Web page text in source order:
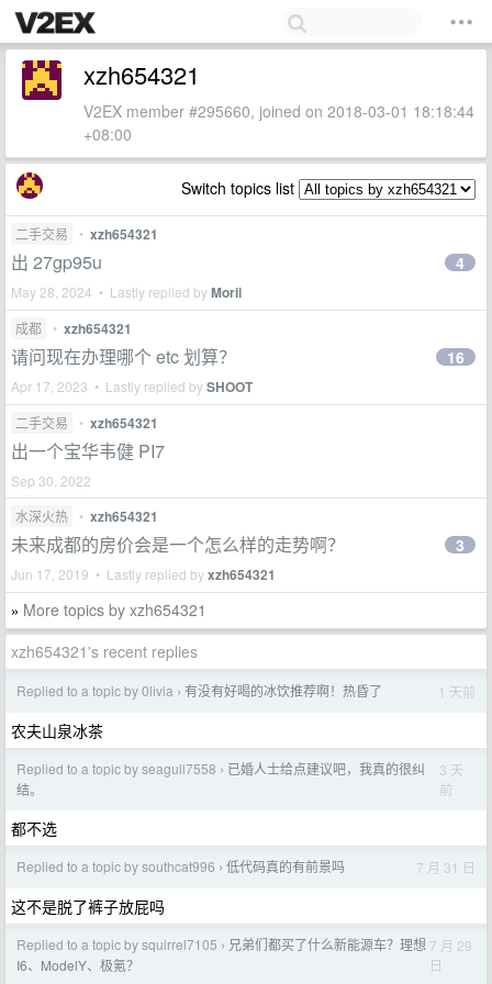
xzh654321
V2EX member #295660, joined on 2018-03-01 18:18:44
+08:00
Switch topics list
二手交易 • xzh654321
出 27gp95u
May 28, 2024 • Lastly replied byMorii
4
成都 • xzh654321
请问现在办理哪个 etc 划算？
Apr 17, 2023 • Lastly replied bySHOOT
16
二手交易 • xzh654321
出一个宝华韦健 PI7
Sep 30, 2022
水深火热
• xzh654321
未来成都的房价会是一个怎么样的走势啊？
Jun 17, 2019 • Lastly replied byxzh654321
3
» More topics by xzh654321
xzh654321's recent replies
Replied to a topic by 0livia › 有没有好喝的冰饮推荐啊！热昏了 1 天前
农夫山泉冰茶
Replied to a topic by seagull7558 › 已婚人士给点建议吧，我真的很纠
结。
3 天
前
都不选
Replied to a topic by southcat996 › 低代码真的有前景吗 7 月 31 日
这不是脱了裤子放屁吗
Replied to a topic by squirrel7105 › 兄弟们都买了什么新能源车？理想
I6、ModelY、极氪？
7 月 29
日